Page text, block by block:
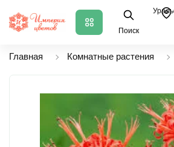
Поиск
Главная Комнатные растения